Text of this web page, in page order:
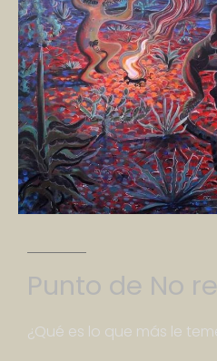
Punto de No
¿Qué es lo que más le